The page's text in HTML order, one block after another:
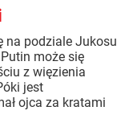
na podziale Jukosu
może się
z więzienia
jest
ojca za kratami